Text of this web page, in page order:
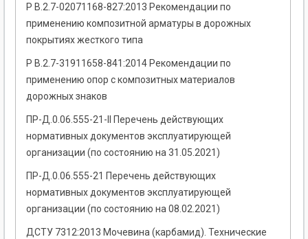
Р В.2.7-02071168-827:2013 Рекомендации по
применению композитной арматуры в дорожных
покрытиях жесткого типа
Р В.2.7-31911658-841:2014 Рекомендации по
применению опор с композитных материалов
дорожных знаков
ПР-Д.0.06.555-21-ІІ Перечень действующих
нормативных документов эксплуатирующей
организации (по состоянию на 31.05.2021)
ПР-Д.0.06.555-21 Перечень действующих
нормативных документов эксплуатирующей
организации (по состоянию на 08.02.2021)
ДСТУ 7312:2013 Мочевина (карбамид). Технические